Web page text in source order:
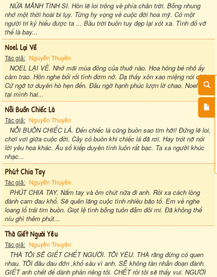
NỬA MÃNH TÌNH SI. Hồn lẽ loi trông về phía chân trời. Bỗng nhung
nhớ một thời hoài bi lụy. Từng hy vọng về cuộc đời hoa mỹ. Có một
người tri kỷ hiểu được ta ... Bầu trời buồn tuy đẹp lại xót xa. Tình đổ vỡ
thế là bay...
Noel Lại Về
Tác giả: Nguyễn Thuyền
NOEL LẠI VỀ. Nhớ mãi mùa đông của thuở nào. Hoa hồng bé nhỏ ấy
cầm trao. Hồn nghe bối rối tình đơm nở. Dạ thấy xôn xao miệng nói chào.
Cứ ngỡ tơ duyên hò hẹn đến. Đâu ngờ hạnh phúc lượn lờ chao. Noel hiện
tại mình hai...
Nỗi Buồn Chiếc Lá
Tác giả: Nguyễn Thuyền
NỖI BUỒN CHIẾC LÁ. Đến chiếc lá cũng buồn sao tim hỡi! Đứng lẽ loi,
chơi vơi giữa cuộc đời. Cây có buồn khi chiếc lá đã rơi. Hay trót nỡ nói
lời yêu hoa khác. Âu số kiếp duyên tình luôn rất bạc. Ta xa người khúc
nhạc...
Phút Chia Tay
Tác giả: Nguyễn Thuyền
PHÚT CHIA TAY. Nắm tay và ôm chút nữa đi anh. Rồi xa cách lòng
đành cam đau khổ. Sẽ quên lãng cuộc tình nhiều bão tố. Em về nghe
loang lổ trái tim buồn. Giọt lệ tình bỗng tuôn đẫm đôi mi. Đã không thể
níu ghì thêm phút...
Thà Giết Người Yêu
Tác giả: Nguyễn Thuyền
THÀ TÔI SẼ GIẾT CHẾT NGƯỜI. TÔI YÊU. THÀ rằng đừng có quen
nhau. TÔI đâu đau đớn ,khổ sầu vì anh. SẼ không tàn nhẫn đoạn đành.
GIẾT anh chết để dành phần riêng tôi. CHẾT rồi tôi sẽ thấy vui. NGƯỜI